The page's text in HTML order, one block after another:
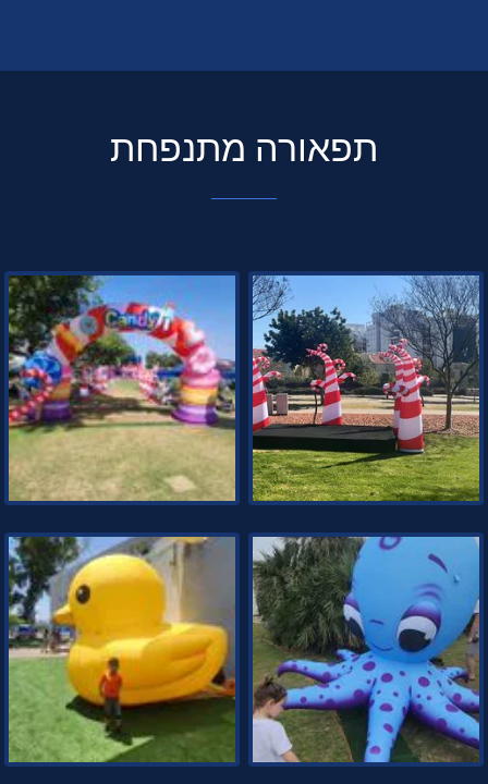
תפאורה מתנפחת